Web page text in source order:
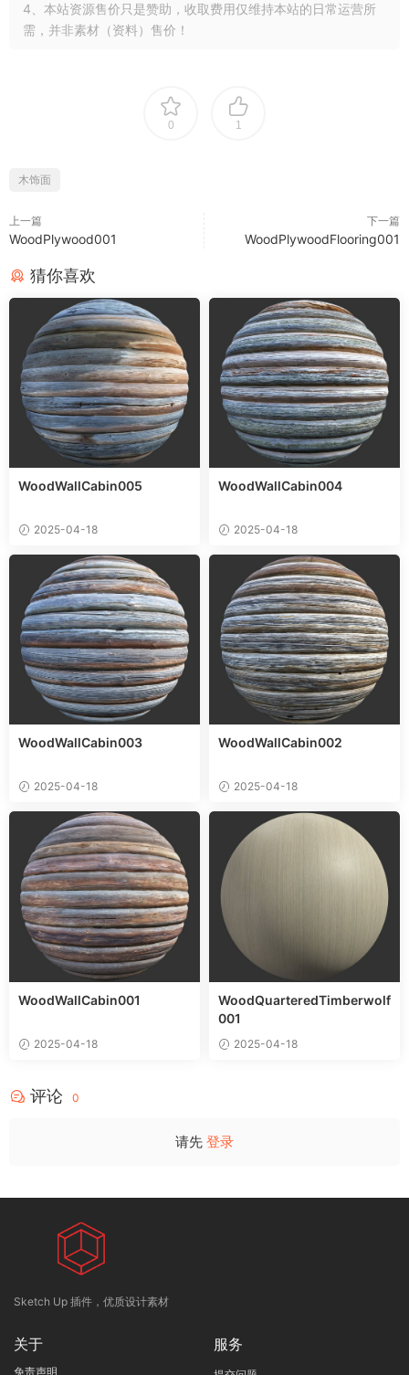
4、本站资源售价只是赞助，收取费用仅维持本站的日常运营所
需，并非素材（资料）售价！
0 1
木饰面
上一篇
WoodPlywood001
下一篇
WoodPlywoodFlooring001
猜你喜欢
WoodWallCabin005
2025-04-18
WoodWallCabin004
2025-04-18
WoodWallCabin003
2025-04-18
WoodWallCabin002
2025-04-18
WoodWallCabin001
2025-04-18
WoodQuarteredTimberwolf
001
2025-04-18
评论 0
请先 登录
Sketch Up 插件，优质设计素材
关于
免责声明
服务